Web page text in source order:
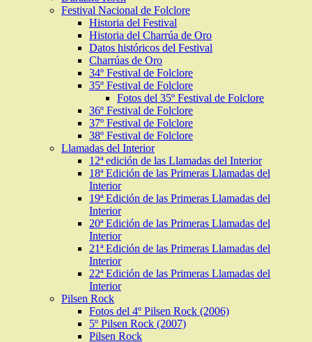
Festival Nacional de Folclore
Historia del Festival
Historia del Charrúa de Oro
Datos históricos del Festival
Charrúas de Oro
34º Festival de Folclore
35º Festival de Folclore
Fotos del 35º Festival de Folclore
36º Festival de Folclore
37º Festival de Folclore
38º Festival de Folclore
Llamadas del Interior
12ª edición de las Llamadas del Interior
18ª Edición de las Primeras Llamadas del
Interior
19ª Edición de las Primeras Llamadas del
Interior
20ª Edición de las Primeras Llamadas del
Interior
21ª Edición de las Primeras Llamadas del
Interior
22ª Edición de las Primeras Llamadas del
Interior
Pilsen Rock
Fotos del 4º Pilsen Rock (2006)
5º Pilsen Rock (2007)
Pilsen Rock